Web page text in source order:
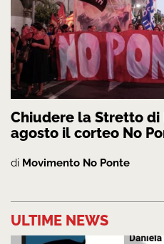
Chiudere la Stretto di
agosto il corteo No
di Movimento No Ponte
ULTIME NEWS